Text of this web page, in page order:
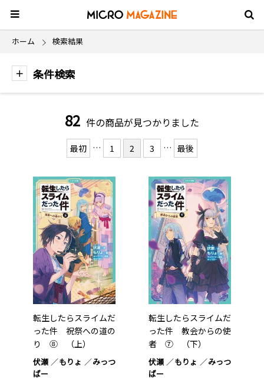
ホーム 検索結果
条件検索
82 件の商品が見つかりました
最初 … 1 2 3 … 最後
転生したらスライムだ
った件 祝祭への道の
り ⑧ （上）
伏瀬 もりょ
みっつ
ばー
転生したらスライムだ
った件 教会からの使
者 ⑦ （下）
伏瀬 もりょ
みっつ
ばー